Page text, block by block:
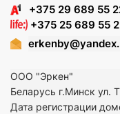
+375 29 689 55
+375 25 689 55
ООО "Эркен"
Беларусь г.Минск ул.
Дата регистрации